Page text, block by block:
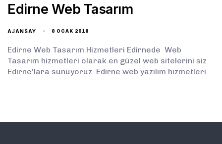
Edirne Web Tasarım
AJANSAY 8 OCAK 2018
Edirne Web Tasarım Hizmetleri Edirnede Web
Tasarım hizmetleri olarak en güzel web sitelerini siz
Edirne’lara sunuyoruz. Edirne web yazılım hizmetleri